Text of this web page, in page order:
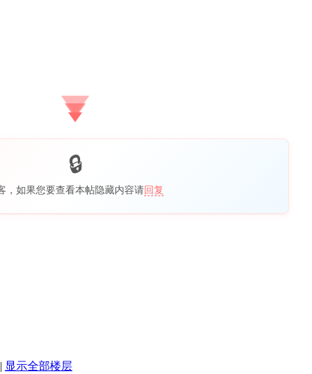
，如果您要查看本帖隐藏内容请回复
| 显示全部楼层